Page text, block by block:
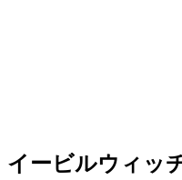
イービルウィッ